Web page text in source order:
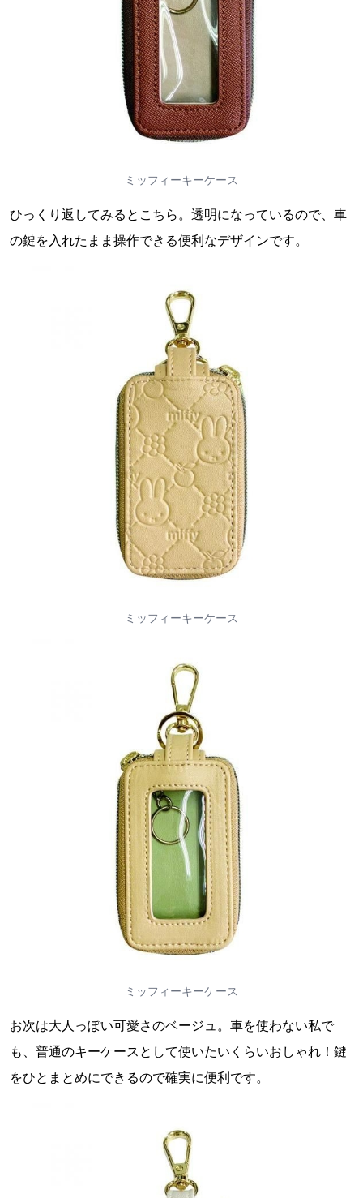
ミッフィーキーケース
ひっくり返してみるとこちら。透明になっているので、車
の鍵を入れたまま操作できる便利なデザインです。
ミッフィーキーケース
ミッフィーキーケース
お次は大人っぽい可愛さのベージュ。車を使わない私で
も、普通のキーケースとして使いたいくらいおしゃれ！鍵
をひとまとめにできるので確実に便利です。